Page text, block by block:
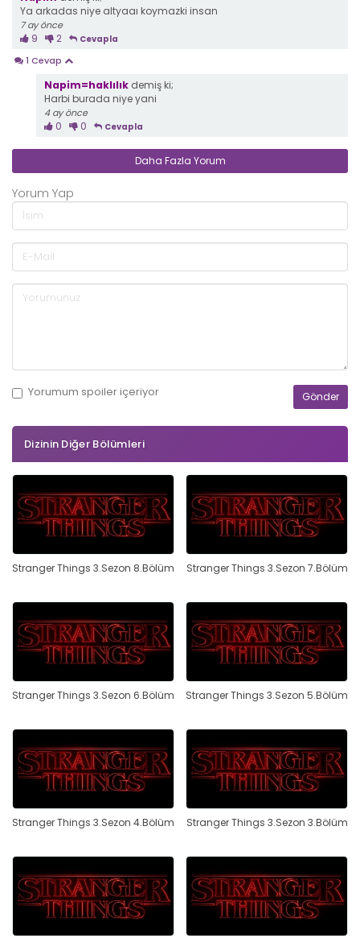
Ya arkadas niye altyaaı koymazki insan
7 ay önce
9 2 Cevapla
1 Cevap
Napim=haklılık demiş ki;
Harbi burada niye yani
4 ay önce
0 0 Cevapla
Daha Fazla Yorum
Yorum Yap
Yorumum spoileriçeriyor
Dizinin Diğer Bölümleri
Stranger Things 3.Sezon 8.Bölüm Stranger Things 3.Sezon 7.Bölüm
Stranger Things 3.Sezon 6.Bölüm Stranger Things 3.Sezon 5.Bölüm
Stranger Things 3.Sezon 4.Bölüm Stranger Things 3.Sezon 3.Bölüm